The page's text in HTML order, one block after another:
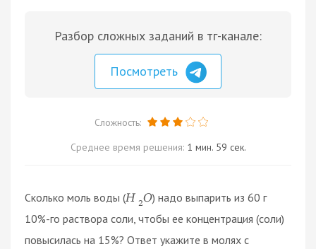
Разбор сложных заданий в тг-канале:
Посмотреть
Сложность:
Среднее время решения: 1 мин. 59 сек.
Сколько моль воды (H 2O) надо выпарить из 60 г
10%-го раствора соли, чтобы ее концентрация (соли)
повысилась на 15%? Ответ укажите в молях с